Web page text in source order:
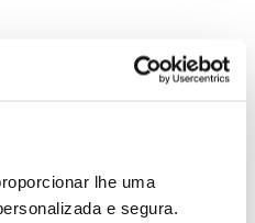
lhe uma
e segura.
Forum|Forum|10 months ago
atribuindo um plafond mensal